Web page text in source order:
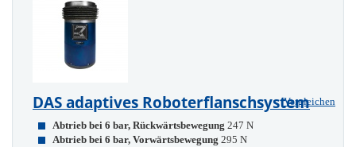
DAS adaptives RoboterflanschsystemVergleichen
Abtrieb bei 6 bar, Rückwärtsbewegung 247 N
Abtrieb bei 6 bar, Vorwärtsbewegung 295 N